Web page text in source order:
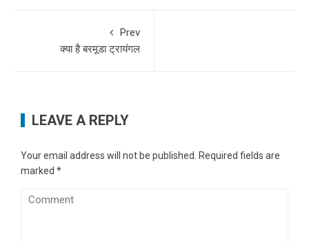
Prev
क्या है बरमूडा ट्रायंगल
LEAVE A REPLY
Your email address will not be published.
Required fields are
marked *